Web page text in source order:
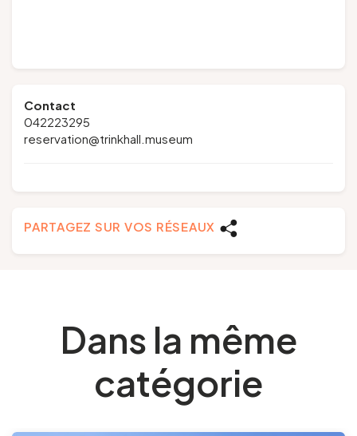
Contact
042223295
reservation@trinkhall.museum
PARTAGEZ SUR VOS RÉSEAUX
Dans la même
catégorie